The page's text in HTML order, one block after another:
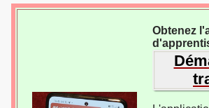
Obtenez